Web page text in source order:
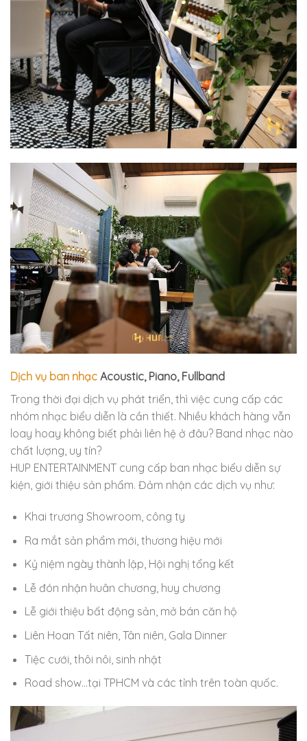
Dịch vụ ban nhạc Acoustic, Piano, Fullband
Trong thời đại dịch vụ phát triển, thì việc cung cấp các
nhóm nhạc biểu diễn là cần thiết. Nhiều khách hàng vẫn
loay hoay không biết phải liên hệ ở đâu? Band nhạc nào
chất lượng, uy tín?
HUP ENTERTAINMENT cung cấp ban nhạc biểu diễn sự
kiện, giới thiệu sản phẩm. Đảm nhận các dịch vụ như:
Khai trương Showroom, công ty
Ra mắt sản phẩm mới, thương hiệu mới
Kỷ niệm ngày thành lập, Hội nghị tổng kết
Lễ đón nhận huân chương, huy chương
Lễ giới thiệu bất động sản, mở bán căn hộ
Liên Hoan Tất niên, Tân niên, Gala Dinner
Tiệc cưới, thôi nôi, sinh nhật
Road show…tại TPHCM và các tỉnh trên toàn quốc.